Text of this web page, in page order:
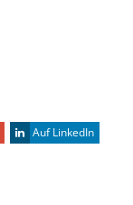
Auf LinkedIn